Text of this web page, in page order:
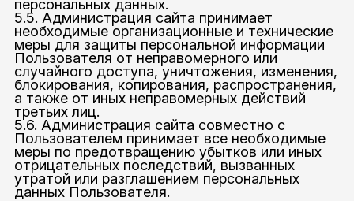
персональных данных.
5.5. Администрация сайта принимает
необходимые организационные и технические
меры для защиты персональной информации
Пользователя от неправомерного или
случайного доступа, уничтожения, изменения,
блокирования, копирования, распространения,
а также от иных неправомерных действий
третьих лиц.
5.6. Администрация сайта совместно с
Пользователем принимает все необходимые
меры по предотвращению убытков или иных
отрицательных последствий, вызванных
утратой или разглашением персональных
данных Пользователя.